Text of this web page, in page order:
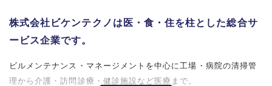
株式会社ビケンテクノは医・食・住を柱とした総合サ
ービス企業です。
ビルメンテナンス・マネージメントを中心に工場・病院の清掃管
理から介護・訪問診療・健診施設など医療まで。